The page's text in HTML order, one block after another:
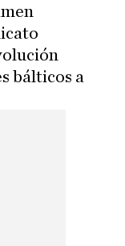
bálticos a